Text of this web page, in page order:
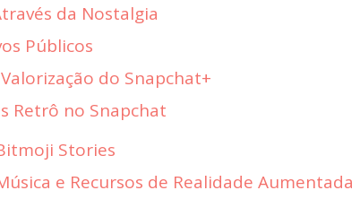
da Nostalgia
Públicos
do Snapchat+
Retrô no Snapchat
Stories
e Recursos de Realidade Aumentada